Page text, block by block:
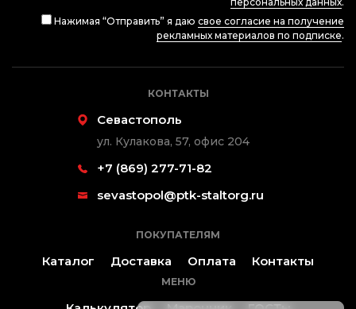
Нажимая “Отправить” я даю свое согласие на получение
рекламных материалов по подписке.
КОНТАКТЫ
Севастополь
ул. Кулакова, 57, офис 204
+7 (869) 277-71-82
sevastopol@ptk-staltorg.ru
ПОКУПАТЕЛЯМ
Каталог Доставка Оплата Контакты
МЕНЮ